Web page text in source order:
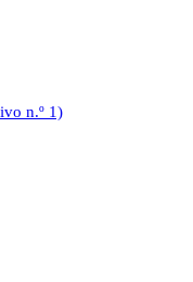
n.º 1)